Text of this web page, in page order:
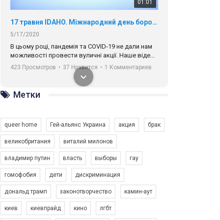
01:01
17 травня IDAHO. Міжнародний день боротьби з гомофобією трансфобією і біфобія.
5/17/2020
В цьому році, пандемія та COVІD-19 не дали нам
можливості провести вуличні акції. Наше відео-
звернення про те, що навіть коли ми у різних
містах та не можемо зустрінеться, ми разом. Ми
закликаємо всіх хто поділяє цінності рівності та
солідарності, приєднатися до нас. Регіональні
підрозділи ГАУ є в 16 областях України.
423 Просмотров • 37 Нравится • 1 Комментариев
Зупинимо насильство проти ЛГБТ в Україні! Stop violence against LGBT in Ukraine!
Емоційний та вражаючий промо-ролік на
Метки
queer home Гей-альянс Украина акция брак
великобритания виталий милонов
владимир путин власть выборы гау
гомофобия дети дискриминация
дональд трамп законотворчество камин-аут
киев киевпрайд кино лгбт